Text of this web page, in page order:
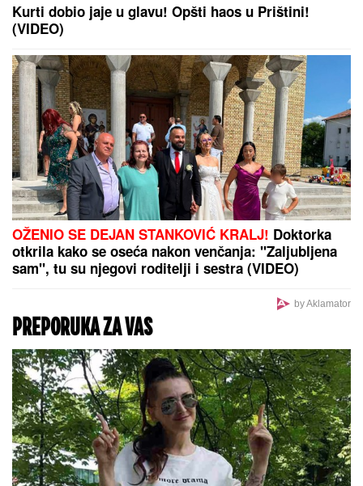
Kurti dobio jaje u glavu! Opšti haos u Prištini!
(VIDEO)
OŽENIO SE DEJAN STANKOVIĆ KRALJ! Doktorka
otkrila kako se oseća nakon venčanja: "Zaljubljena
sam", tu su njegovi roditelji i sestra (VIDEO)
by Aklamator
PREPORUKA ZA VAS